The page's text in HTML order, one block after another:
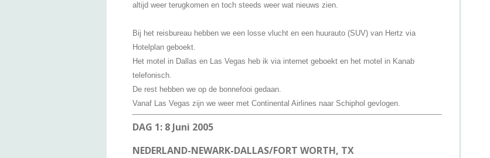
altijd weer terugkomen en toch steeds weer wat nieuws zien.
Bij het reisbureau hebben we een losse vlucht en een huurauto (SUV) van Hertz via
Hotelplan geboekt.
Het motel in Dallas en Las Vegas heb ik via internet geboekt en het motel in Kanab
telefonisch.
De rest hebben we op de bonnefooi gedaan.
Vanaf Las Vegas zijn we weer met Continental Airlines naar Schiphol gevlogen.
DAG 1: 8 Juni 2005
NEDERLAND-NEWARK-DALLAS/FORT WORTH, TX